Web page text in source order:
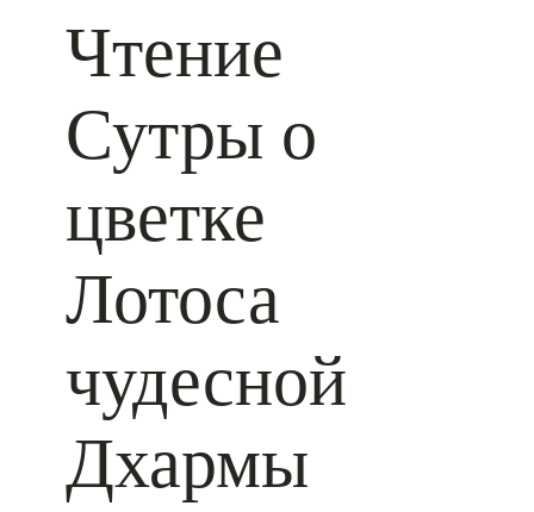
Чтение
Сутры о
цветке
Лотоса
чудесной
Дхармы